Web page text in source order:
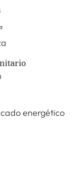
energético